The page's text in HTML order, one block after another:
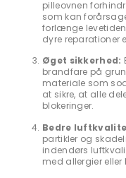
pilleovnen
som kan
forlænge
dyre reparationer
Øget sikkerhed:
brandfare på
materiale som
at sikre, at alle
blokeringer.
Bedre
partikler og
indendørs
med allergier